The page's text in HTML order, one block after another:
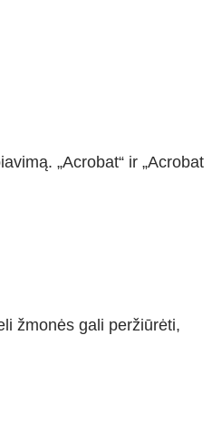
„Acrobat“ ir „Acrobat
žmonės gali peržiūrėti,